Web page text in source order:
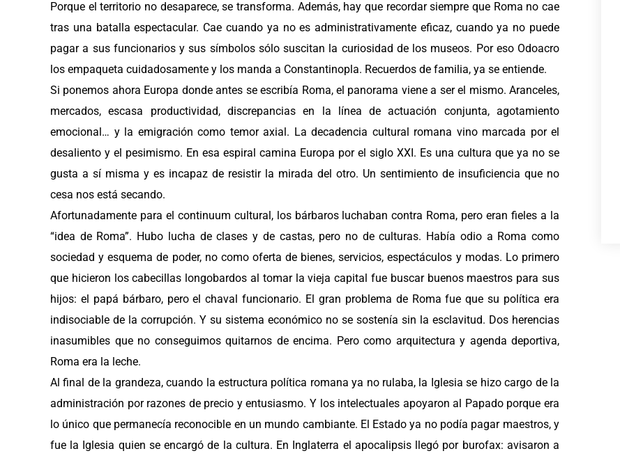
Porque el territorio no desaparece, se transforma. Además, hay que recordar siempre que Roma no cae
tras una batalla espectacular. Cae cuando ya no es administrativamente eficaz, cuando ya no puede
pagar a sus funcionarios y sus símbolos sólo suscitan la curiosidad de los museos. Por eso Odoacro
los empaqueta cuidadosamente y los manda a Constantinopla. Recuerdos de familia, ya se entiende.
Si ponemos ahora Europa donde antes se escribía Roma, el panorama viene a ser el mismo. Aranceles,
mercados, escasa productividad, discrepancias en la línea de actuación conjunta, agotamiento
emocional… y la emigración como temor axial. La decadencia cultural romana vino marcada por el
desaliento y el pesimismo. En esa espiral camina Europa por el siglo XXI. Es una cultura que ya no se
gusta a sí misma y es incapaz de resistir la mirada del otro. Un sentimiento de insuficiencia que no
cesa nos está secando.
Afortunadamente para el continuum cultural, los bárbaros luchaban contra Roma, pero eran fieles a la
“idea de Roma”. Hubo lucha de clases y de castas, pero no de culturas. Había odio a Roma como
sociedad y esquema de poder, no como oferta de bienes, servicios, espectáculos y modas. Lo primero
que hicieron los cabecillas longobardos al tomar la vieja capital fue buscar buenos maestros para sus
hijos: el papá bárbaro, pero el chaval funcionario. El gran problema de Roma fue que su política era
indisociable de la corrupción. Y su sistema económico no se sostenía sin la esclavitud. Dos herencias
inasumibles que no conseguimos quitarnos de encima. Pero como arquitectura y agenda deportiva,
Roma era la leche.
Al final de la grandeza, cuando la estructura política romana ya no rulaba, la Iglesia se hizo cargo de la
administración por razones de precio y entusiasmo. Y los intelectuales apoyaron al Papado porque era
lo único que permanecía reconocible en un mundo cambiante. El Estado ya no podía pagar maestros, y
fue la Iglesia quien se encargó de la cultura. En Inglaterra el apocalipsis llegó por burofax: avisaron a